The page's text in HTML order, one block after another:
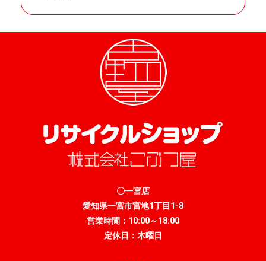
〇一宮店
愛知県一宮市宮地1丁目1-8
営業時間：10:00～18:00
定休日：木曜日